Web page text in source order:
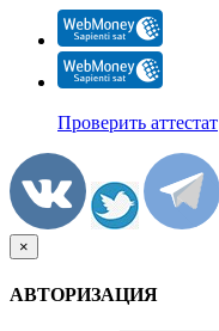
Проверить аттестат
×
АВТОРИЗАЦИЯ